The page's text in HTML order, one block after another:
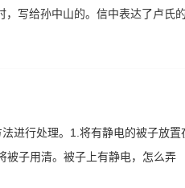
写给孙中山的。信中表达了卢氏
进行处理。1.将有静电的被子放
被子用清。被子上有静电，怎么弄